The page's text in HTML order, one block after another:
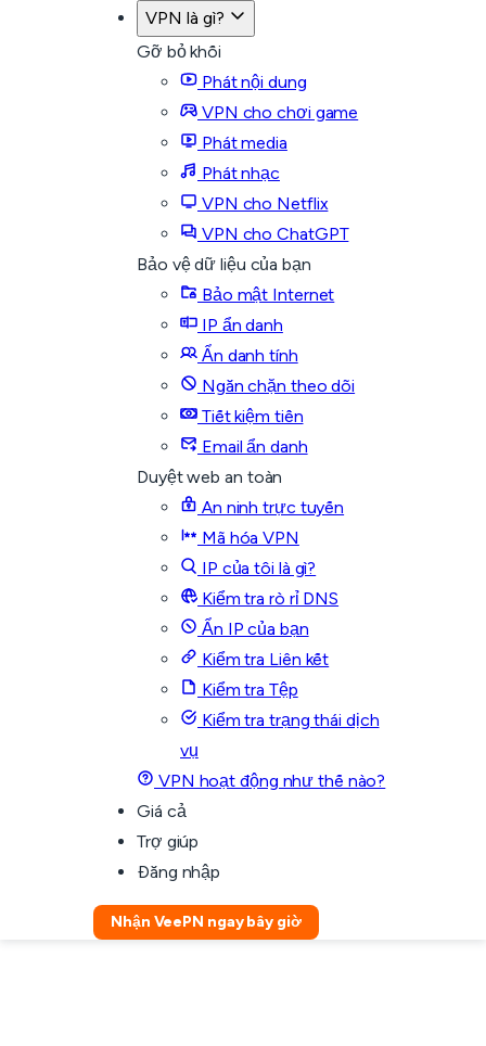
VPN là gì?
Gỡ bỏ khối
Phát nội dung
VPN cho chơi game
Phát media
Phát nhạc
VPN cho Netflix
VPN cho ChatGPT
Bảo vệ dữ liệu của bạn
Bảo mật Internet
IP ẩn danh
Ẩn danh tính
Ngăn chặn theo dõi
Tiết kiệm tiền
Email ẩn danh
Duyệt web an toàn
An ninh trực tuyến
Mã hóa VPN
IP của tôi là gì?
Kiểm tra rò rỉ DNS
Ẩn IP của bạn
Kiểm tra Liên kết
Kiểm tra Tệp
Kiểm tra trạng thái dịch
vụ
VPN hoạt động như thế nào?
Giá cả
Trợ giúp
Đăng nhập
Nhận VeePN ngay bây giờ